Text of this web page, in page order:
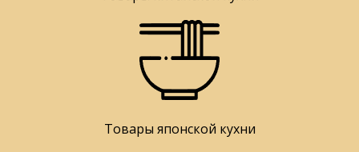
Товары японской кухни